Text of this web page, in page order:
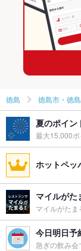
徳島 徳島市・徳
夏のポイン
最大15,000
ホットペッ
マイルがた
マイルがた
今日明日予
急ぎの飲み会